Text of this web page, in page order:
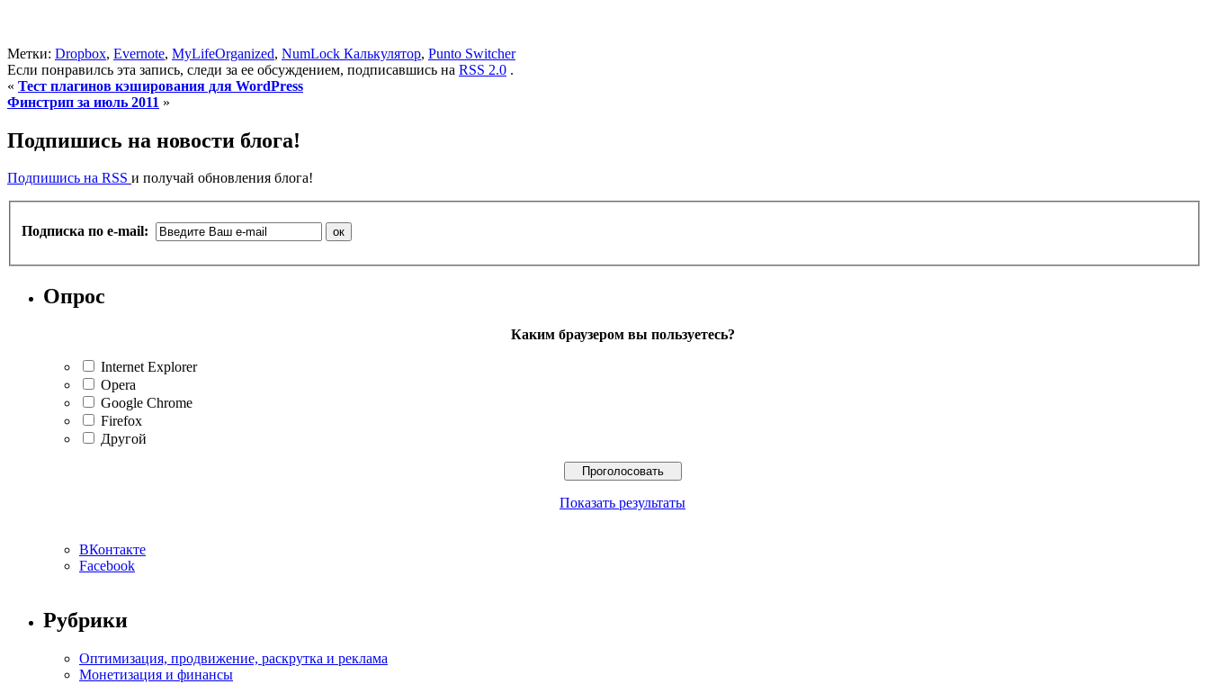
Метки: Dropbox, Evernote, MyLifeOrganized, NumLock Калькулятор, Punto Switcher
Если понравилсь эта запись, следи за ее обсуждением, подписавшись на RSS 2.0 .
« Тест плагинов кэширования для WordPress
Финстрип за июль 2011 »
Подпишись на новости блога!
Подпишись на RSS и получай обновления блога!
Подписка по e-mail:
Опрос
Каким браузером вы пользуетесь?
Internet Explorer
Opera
Google Chrome
Firefox
Другой
Показать результаты
ВКонтакте
Facebook
Рубрики
Оптимизация, продвижение, раскрутка и реклама
Монетизация и финансы